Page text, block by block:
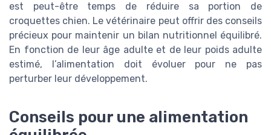
est peut-être temps de réduire sa portion de
croquettes chien. Le vétérinaire peut offrir des conseils
précieux pour maintenir un bilan nutritionnel équilibré.
En fonction de leur âge adulte et de leur poids adulte
estimé, l’alimentation doit évoluer pour ne pas
perturber leur développement.
Conseils pour une alimentation